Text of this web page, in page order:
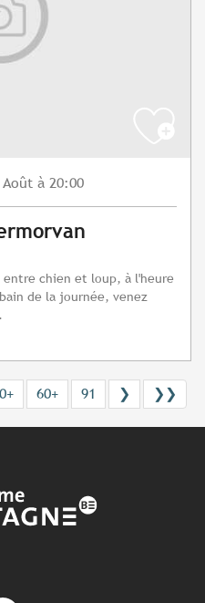
Août à 20:00
entre chien et loup, à l'heure
de la journée, venez
60+ 91 ❯ ❯❯